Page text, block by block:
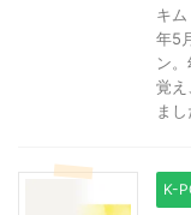
キ
年5
ン
覚え
ま
K-